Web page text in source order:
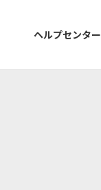
ヘルプセンター